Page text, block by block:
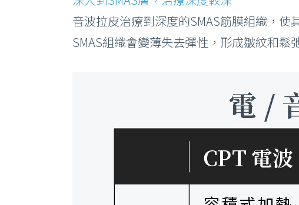
音波拉皮治療到深度的SMAS筋膜組織，使
SMAS組織會變薄失去彈性，形成皺紋和